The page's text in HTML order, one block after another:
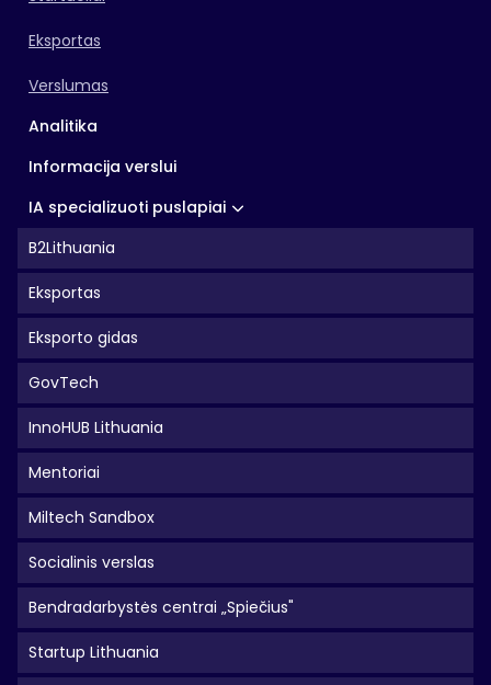
Eksportas
Verslumas
Analitika
Informacija verslui
IA specializuoti puslapiai
B2Lithuania
Eksportas
Eksporto gidas
GovTech
InnoHUB Lithuania
Mentoriai
Miltech Sandbox
Socialinis verslas
Bendradarbystės centrai „Spiečius"
Startup Lithuania